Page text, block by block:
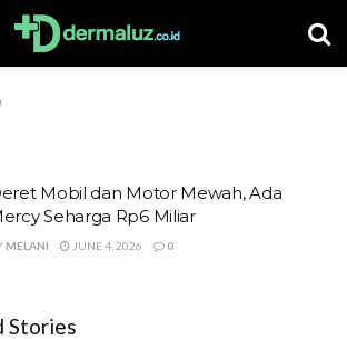
Mobil dan Motor Mewah, Ada
Seharga Rp6 Miliar
MELANI JUNE 4, 2026 0
Stories